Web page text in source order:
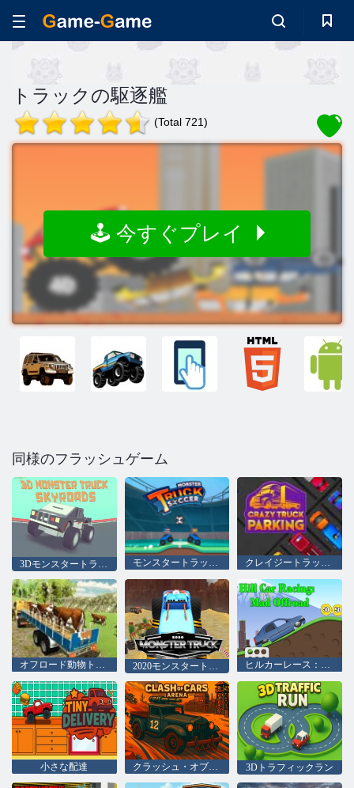
トラックの駆逐艦
(Total 721)
🕹️ 今すぐプレイ
同様のフラッシュゲーム
3Dモンスタートラックスカイロード null モンスタートラックサッカー クレイジートラック駐車場
オフロード動物トラック輸送 ヒルカーレース：マッドオフロード
小さな配達 クラッシュ・オブ・カーズ・アリーナ 3Dトラフィックラン